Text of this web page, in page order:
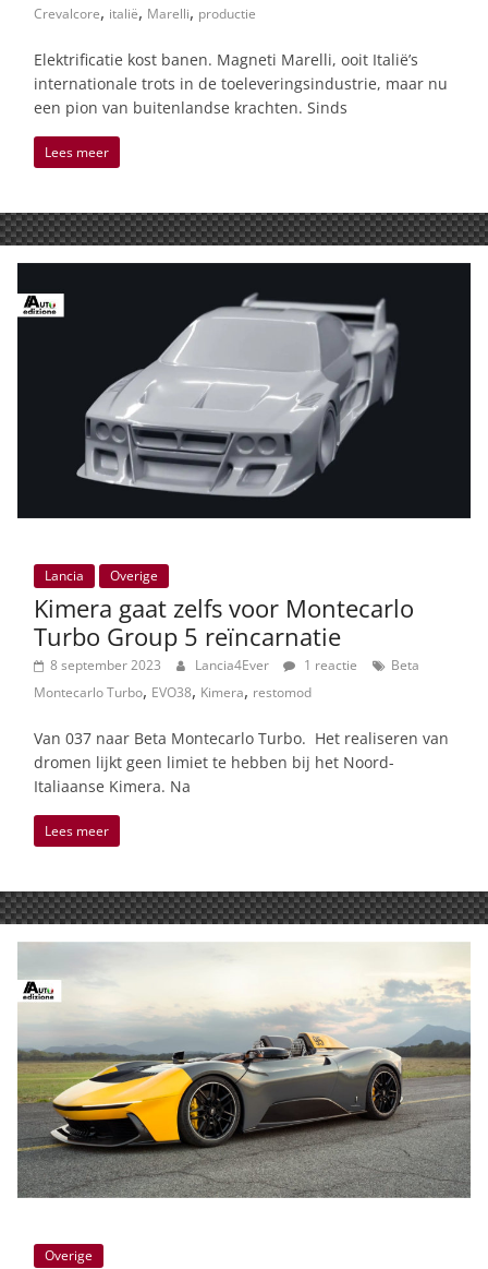
Crevalcore, italië, Marelli, productie
Elektrificatie kost banen. Magneti Marelli, ooit Italië’s
internationale trots in de toeleveringsindustrie, maar nu
een pion van buitenlandse krachten. Sinds
Lees meer
Lancia Overige
Kimera gaat zelfs voor Montecarlo
Turbo Group 5 reïncarnatie
8 september 2023 Lancia4Ever 1 reactie
Beta
Montecarlo Turbo, EVO38, Kimera, restomod
Van 037 naar Beta Montecarlo Turbo. Het realiseren van
dromen lijkt geen limiet te hebben bij het Noord-
Italiaanse Kimera. Na
Lees meer
Overige